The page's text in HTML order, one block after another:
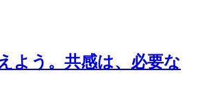
よう。共感は、必要な